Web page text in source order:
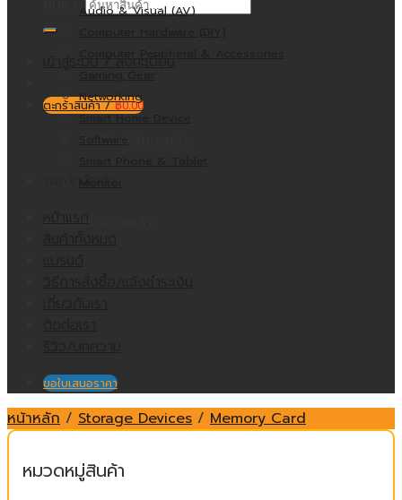
ตะกร้าสินค้า /฿0.00
ไม่มีสินค้าในตะกร้า
Audio & Visual (AV)
Networking
Smart Home Device
Software
ขอใบเสนอราคา
หน้าหลัก / Storage Devices / Memory Card
หมวดหมู่สินค้า